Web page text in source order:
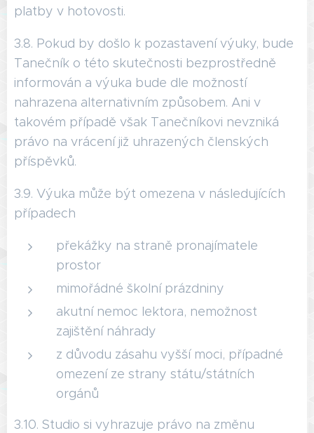
platby v hotovosti.
3.8. Pokud by došlo k pozastavení výuky, bude
Tanečník o této skutečnosti bezprostředně
informován a výuka bude dle možností
nahrazena alternativním způsobem. Ani v
takovém případě však Tanečníkovi nevzniká
právo na vrácení již uhrazených členských
příspěvků.
3.9. Výuka může být omezena v následujících
případech
překážky na straně pronajímatele
prostor
mimořádné školní prázdniny
akutní nemoc lektora, nemožnost
zajištění náhrady
z důvodu zásahu vyšší moci, případné
omezení ze strany státu/státních
orgánů
3.10. Studio si vyhrazuje právo na změnu